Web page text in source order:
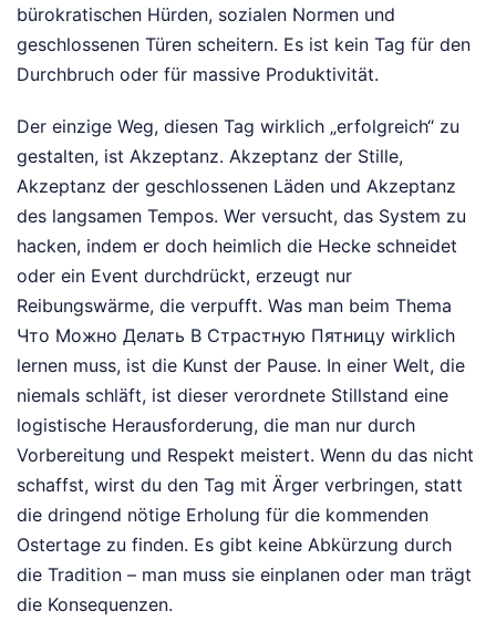
bürokratischen Hürden, sozialen Normen und
geschlossenen Türen scheitern. Es ist kein Tag für den
Durchbruch oder für massive Produktivität.
Der einzige Weg, diesen Tag wirklich „erfolgreich“ zu
gestalten, ist Akzeptanz. Akzeptanz der Stille,
Akzeptanz der geschlossenen Läden und Akzeptanz
des langsamen Tempos. Wer versucht, das System zu
hacken, indem er doch heimlich die Hecke schneidet
oder ein Event durchdrückt, erzeugt nur
Reibungswärme, die verpufft. Was man beim Thema
Что Можно Делать В Страстную Пятницу wirklich
lernen muss, ist die Kunst der Pause. In einer Welt, die
niemals schläft, ist dieser verordnete Stillstand eine
logistische Herausforderung, die man nur durch
Vorbereitung und Respekt meistert. Wenn du das nicht
schaffst, wirst du den Tag mit Ärger verbringen, statt
die dringend nötige Erholung für die kommenden
Ostertage zu finden. Es gibt keine Abkürzung durch
die Tradition – man muss sie einplanen oder man trägt
die Konsequenzen.